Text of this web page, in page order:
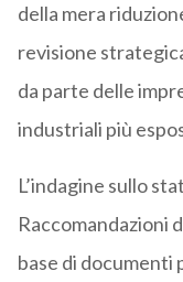
della mera
revisione
da parte delle
industriali più
L’indagine sullo
Raccomandazioni
base di documenti